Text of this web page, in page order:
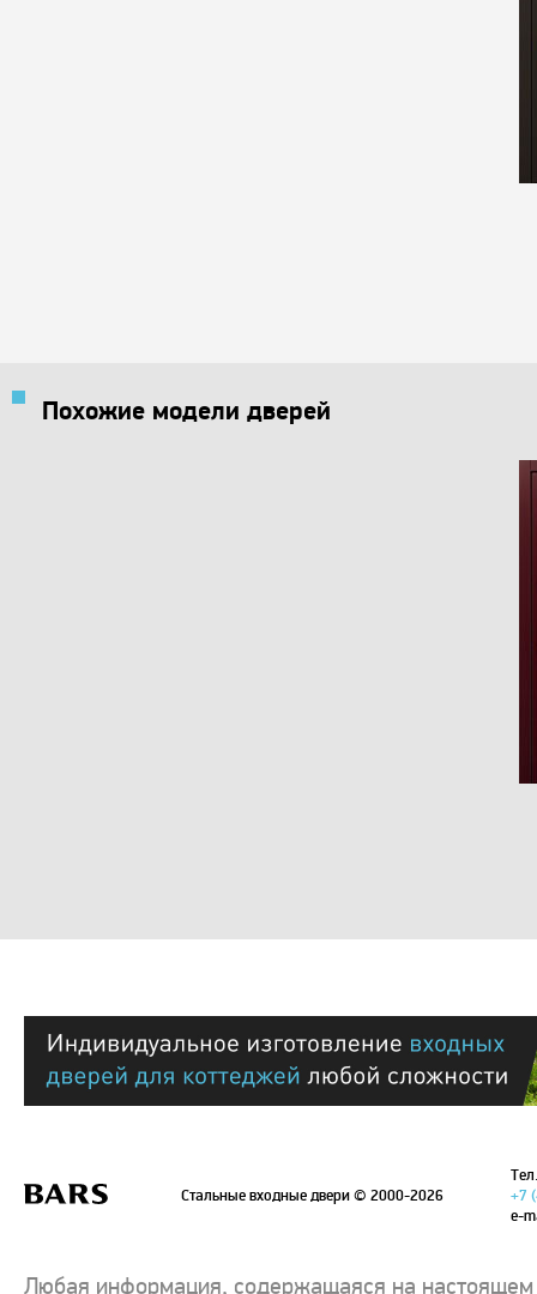
Похожие модели дверей
Стальные входные двери© 2000-2026
+7
e-
Любая информация, содержащаяся на настоящем